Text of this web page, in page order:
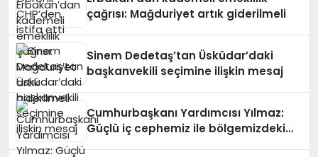
çağrısı: Mağduriyet artık giderilmeli
Sinem Dedetaş’tan Üsküdar’daki
başkanvekili seçimine ilişkin mesaj
Cumhurbaşkanı Yardımcısı Yılmaz:
Güçlü iç cephemiz ile bölgemizdeki